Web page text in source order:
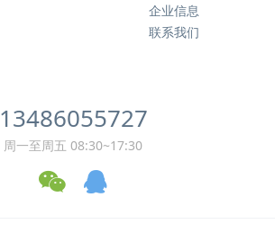
企业信息
联系我们
13486055727
周一至周五 08:30~17:30